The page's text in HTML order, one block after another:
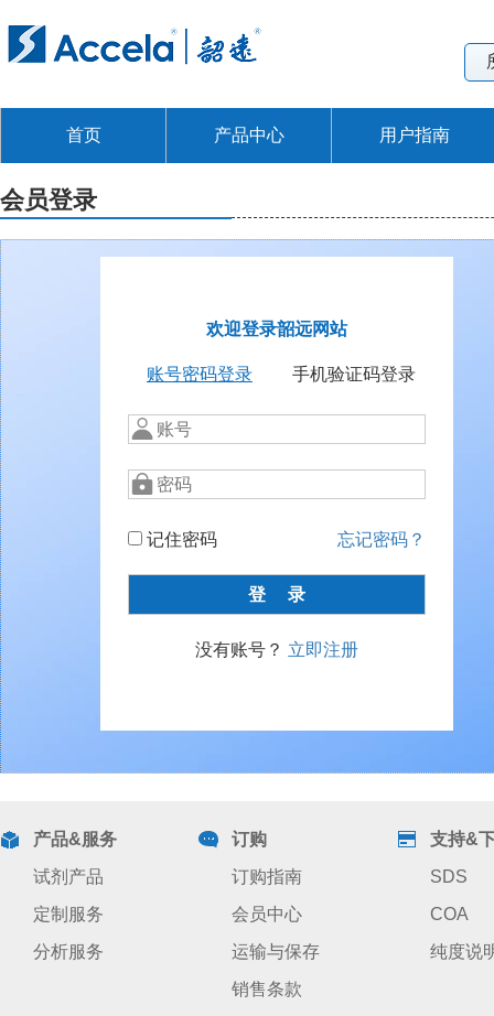
首页 产品中心 用户指南
会员登录
欢迎登录韶远网站
账号密码登录 手机验证码登录
记住密码 忘记密码？
没有账号？ 立即注册
产品&服务
试剂产品
定制服务
分析服务
订购
订购指南
会员中心
运输与保存
销售条款
支持&
SDS
COA
纯度说